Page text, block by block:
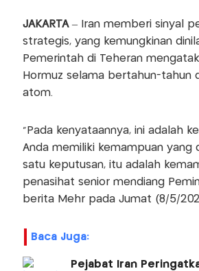
JAKARTA – Iran memberi sinyal
strategis, yang kemungkinan
Pemerintah di Teheran
Hormuz selama bertahun-tahun
atom.
“Pada kenyataannya, ini adalah
Anda memiliki kemampuan
satu keputusan, itu adalah
penasihat senior mendiang
berita Mehr pada Jumat (8/5/
Baca Juga:
Pejabat Iran